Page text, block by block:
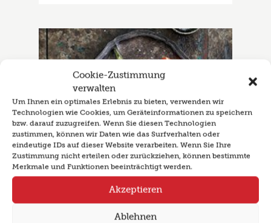
Cookie-Zustimmung
verwalten
Um Ihnen ein optimales Erlebnis zu bieten, verwenden wir
Technologien wie Cookies, um Geräteinformationen zu speichern
bzw. darauf zuzugreifen. Wenn Sie diesen Technologien
zustimmen, können wir Daten wie das Surfverhalten oder
eindeutige IDs auf dieser Website verarbeiten. Wenn Sie Ihre
Zustimmung nicht erteilen oder zurückziehen, können bestimmte
Merkmale und Funktionen beeinträchtigt werden.
Akzeptieren
Ablehnen